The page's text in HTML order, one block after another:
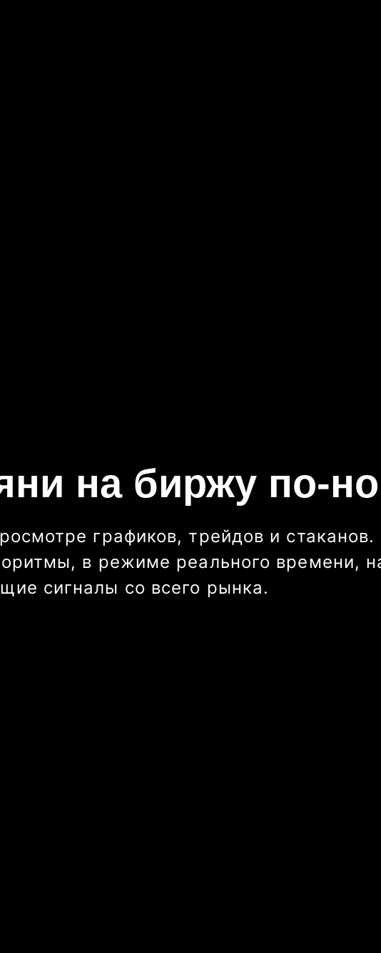
на биржу по-
графиков, трейдов и стаканов.
в режиме реального времени,
сигналы со всего рынка.